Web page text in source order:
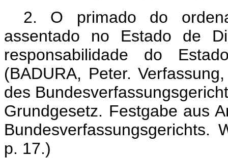
2. O primado do
assentado no Estado de
responsabilidade do
(BADURA, Peter.
des
Grundgesetz. Festgabe aus
Bundesverfassungsgerichts.
p. 17.)